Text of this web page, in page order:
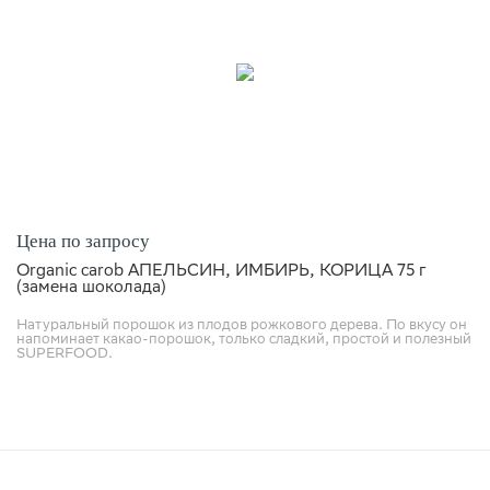
Цена по запросу
Organic carob АПЕЛЬСИН, ИМБИРЬ, КОРИЦА 75 г
(замена шоколада)
Натуральный порошок из плодов рожкового дерева. По вкусу он
напоминает какао-порошок, только сладкий, простой и полезный
SUPERFOOD.